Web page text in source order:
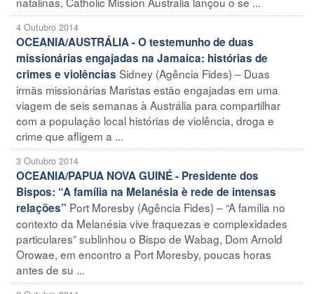
4 Outubro 2014
OCEANIA/AUSTRÁLIA - O testemunho de duas
missionárias engajadas na Jamaica: histórias de
crimes e violências Sidney (Agência Fides) – Duas
irmãs missionárias Maristas estão engajadas em uma
viagem de seis semanas à Austrália para compartilhar
com a população local histórias de violência, droga e
crime que afligem a ...
3 Outubro 2014
OCEANIA/PAPUA NOVA GUINÉ - Presidente dos
Bispos: “A família na Melanésia è rede de intensas
relações” Port Moresby (Agência Fides) – “A família no
contexto da Melanésia vive fraquezas e complexidades
particulares” sublinhou o Bispo de Wabag, Dom Arnold
Orowae, em encontro a Port Moresby, poucas horas
antes de su ...